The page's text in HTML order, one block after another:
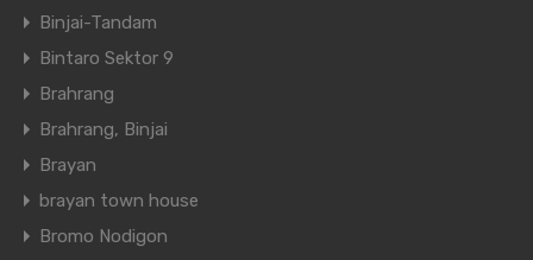
Binjai-Tandam
Bintaro Sektor 9
Brahrang
Brahrang, Binjai
Brayan
brayan town house
Bromo Nodigon